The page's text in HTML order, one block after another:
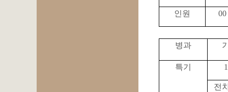
인원 00
병과
특기
전